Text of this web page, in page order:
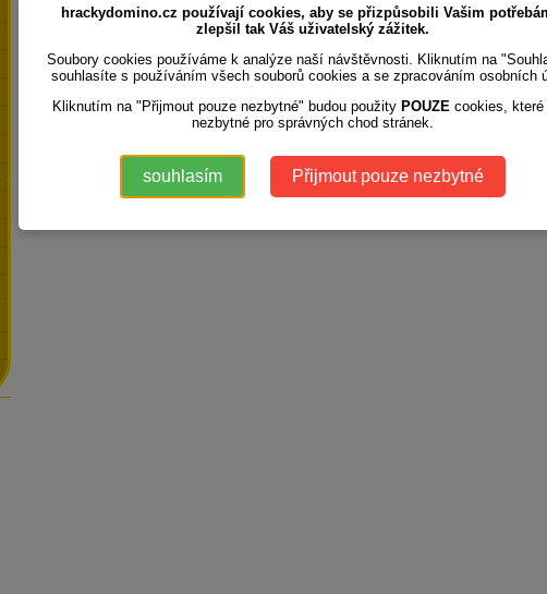
hrackydomino.cz používají cookies, aby se přizpůsobili Vašim
zlepšil tak Váš uživatelský zážitek.
Soubory cookies používáme k analýze naší návštěvnosti. Kliknutím na
souhlasíte s používáním všech souborů cookies a se zpracováním osobních
Kliknutím na "Přijmout pouze nezbytné" budou použity POUZE cookies, které
nezbytné pro správných chod stránek.
souhlasím Přijmout pouze nezbytné